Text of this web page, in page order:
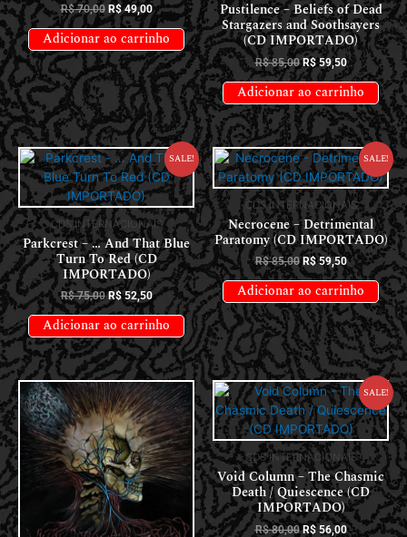
R$70,00 R$49,00
Adicionar ao carrinho
Pustilence – Beliefs of Dead
Stargazers and Soothsayers
(CD IMPORTADO)
R$85,00 R$59,50
Adicionar ao carrinho
Sale!
CDS INTERNACIONAIS
Parkcrest – … And That Blue
Turn To Red (CD
IMPORTADO)
R$75,00 R$52,50
Adicionar ao carrinho
Sale!
CDS INTERNACIONAIS
Necrocene – Detrimental
Paratomy (CD IMPORTADO)
R$85,00 R$59,50
Adicionar ao carrinho
Sale!
CDS INTERNACIONAIS
Void Column – The Chasmic
Death / Quiescence (CD
IMPORTADO)
R$80,00 R$56,00